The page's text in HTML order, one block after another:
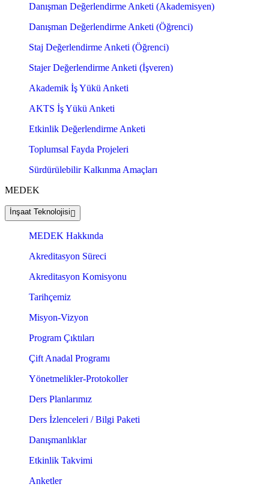
Danışman Değerlendirme Anketi (Akademisyen)
Danışman Değerlendirme Anketi (Öğrenci)
Staj Değerlendirme Anketi (Öğrenci)
Stajer Değerlendirme Anketi (İşveren)
Akademik İş Yükü Anketi
AKTS İş Yükü Anketi
Etkinlik Değerlendirme Anketi
Toplumsal Fayda Projeleri
Sürdürülebilir Kalkınma Amaçları
MEDEK
İnşaat Teknolojisi
MEDEK Hakkında
Akreditasyon Süreci
Akreditasyon Komisyonu
Tarihçemiz
Misyon-Vizyon
Program Çıktıları
Çift Anadal Programı
Yönetmelikler-Protokoller
Ders Planlarımız
Ders İzlenceleri / Bilgi Paketi
Danışmanlıklar
Etkinlik Takvimi
Anketler